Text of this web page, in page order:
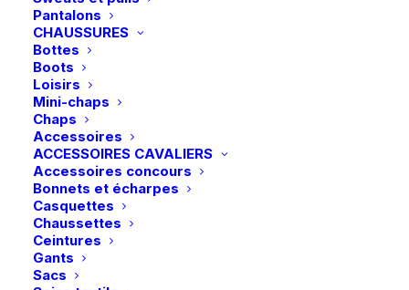
Pantalons
CHAUSSURES
Bottes
Boots
Loisirs
Mini-chaps
Chaps
Accessoires
ACCESSOIRES CAVALIERS
Accessoires concours
Bonnets et écharpes
Casquettes
Chaussettes
Ceintures
Gants
Sacs